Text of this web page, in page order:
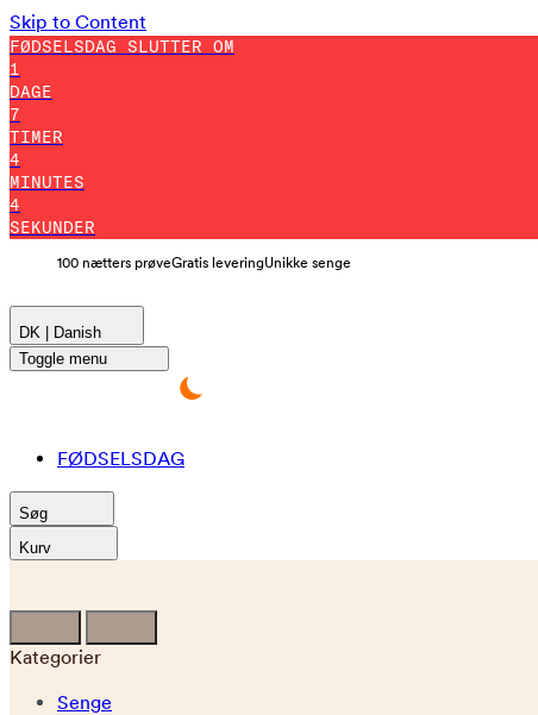
Skip to Content
FØDSELSDAG SLUTTER OM
1
DAGE
7
TIMER
4
MINUTES
3
SEKUNDER
100 nætters prøveGratis leveringUnikke senge
DK | Danish
Toggle menu
FØDSELSDAG
Søg
Kurv
Kategorier
Senge